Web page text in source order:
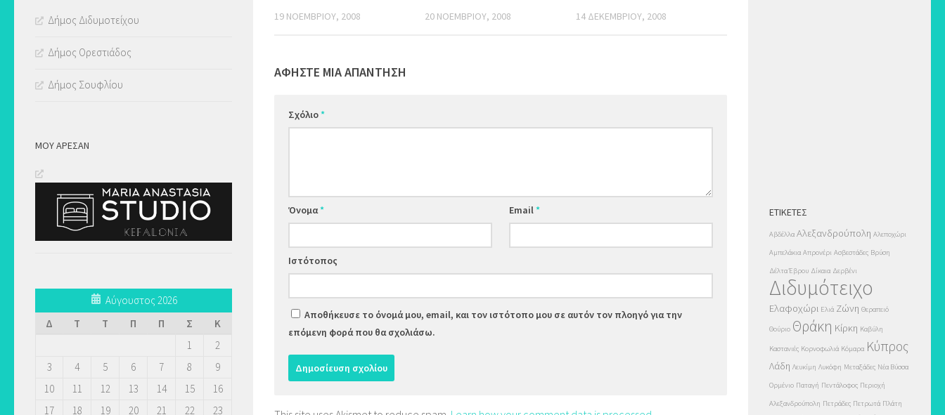
19 ΝΟΕΜΒΡΊΟΥ, 2008 20 ΝΟΕΜΒΡΊΟΥ, 2008 14 ΔΕΚΕΜΒΡΊΟΥ, 2008
ΑΦΉΣΤΕ ΜΙΑ ΑΠΆΝΤΗΣΗ
Σχόλιο*
Όνομα* Email*
Ιστότοπος
Αποθήκευσε το όνομά μου, email, και τον ιστότοπο μου σε αυτόν τον πλοηγό για την
επόμενη φορά που θα σχολιάσω.
Δήμος Διδυμοτείχου
Δήμος Ορεστιάδος
Δήμος Σουφλίου
ΜΟΥ ΆΡΕΣΑΝ
Αύγουστος 2026
Δ
Τ Τ Π Π Σ
Κ
1
2
3
4 5 6 7 8
9
10
11 12 13 14 15
16
17
18 19 20 21 22
23
ΕΤΙΚΈΤΕΣ
Αβδέλλα Αλεξανδρούπολη Αλεποχώρι
Αμπελάκια Απρονέρι Ασβεστάδες Βρύση
Δέλτα Έβρου Δίκαια Δερβένι
Διδυμότειχο
Ελαφοχώρι Ελιά Ζώνη Θεραπειό
Θούριο Θράκη Κίρκη Καβύλη
Καστανιές Κορνοφωλιά Κόμαρα Κύπρος
Λάδη Λευκίμη Λυκόφη Μεταξάδες Νέα Βύσσα
Ορμένιο Παταγή Πεντάλοφος Περιοχή
Αλεξανδρούπολη Πετράδες Πετρωτά Πλάτη